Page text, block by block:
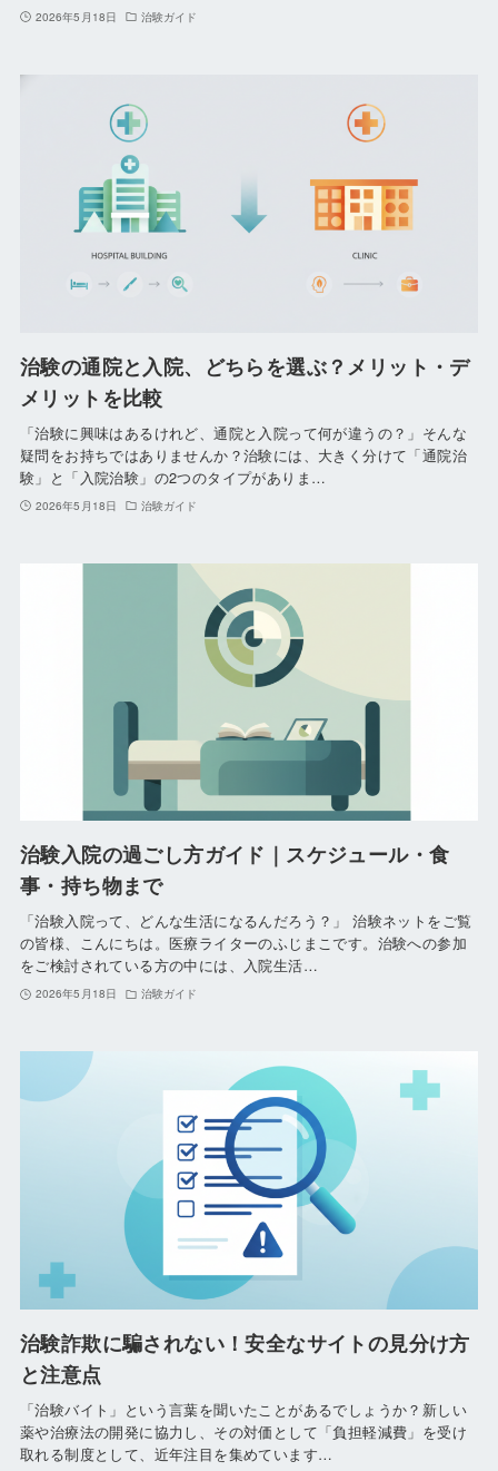
2026年5月18日 治験ガイド
治験の通院と入院、どちらを選ぶ？メリット・デ
メリットを比較
「治験に興味はあるけれど、通院と入院って何が違うの？」そんな
疑問をお持ちではありませんか？治験には、大きく分けて「通院治
験」と「入院治験」の2つのタイプがありま…
2026年5月18日 治験ガイド
治験入院の過ごし方ガイド｜スケジュール・食
事・持ち物まで
「治験入院って、どんな生活になるんだろう？」 治験ネットをご覧
の皆様、こんにちは。医療ライターのふじまこです。治験への参加
をご検討されている方の中には、入院生活…
2026年5月18日 治験ガイド
治験詐欺に騙されない！安全なサイトの見分け方
と注意点
「治験バイト」という言葉を聞いたことがあるでしょうか？新しい
薬や治療法の開発に協力し、その対価として「負担軽減費」を受け
取れる制度として、近年注目を集めています…